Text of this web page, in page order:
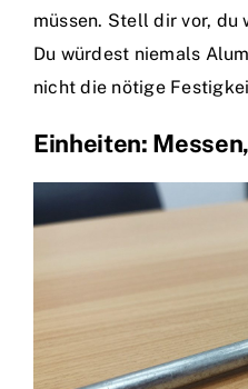
müssen. Stell dir vor, du
Du würdest niemals
nicht die nötige
Einheiten: